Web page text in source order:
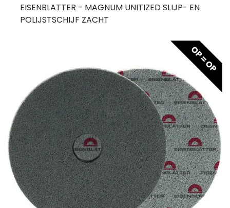
EISENBLATTER - MAGNUM UNITIZED SLIJP- EN
POLIJSTSCHIJF ZACHT
OP = OP